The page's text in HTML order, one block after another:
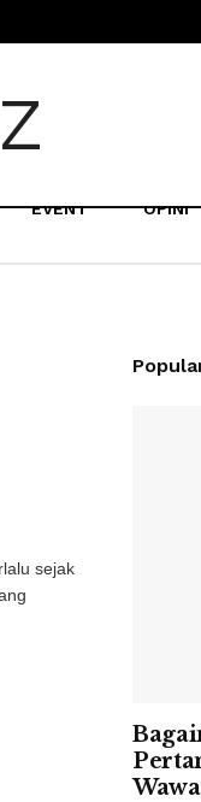
EVENT OPINI
sejak